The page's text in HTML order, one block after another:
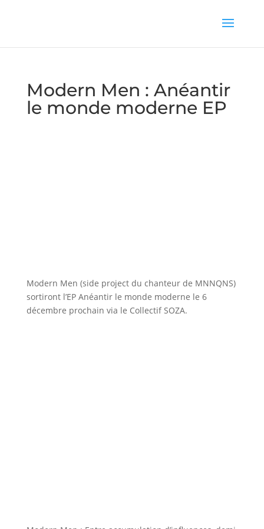
Modern Men : Anéantir
le monde moderne EP
Modern Men (side project du chanteur de MNNQNS)
sortiront l’EP Anéantir le monde moderne le 6
décembre prochain via le Collectif SOZA.